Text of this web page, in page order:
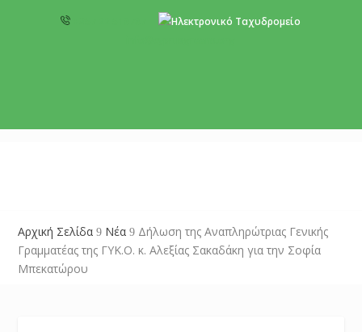
Αρχική Σελίδα 9 Νέα 9 Δήλωση της Αναπληρώτριας Γενικής
Γραμματέας της ΓΥΚ.Ο. κ. Αλεξίας Σακαδάκη για την Σοφία
Μπεκατώρου